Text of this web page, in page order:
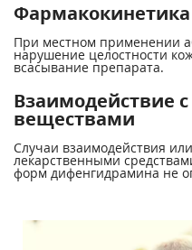
Фармакокинетика
При местном применении
нарушение целостности
всасывание препарата.
Взаимодействие
веществами
Случаи взаимодействия
лекарственными
форм дифенгидрамина не